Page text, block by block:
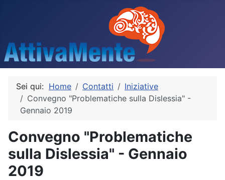
Sei qui: Home Contatti
Iniziative
Convegno "Problematiche sulla Dislessia" -
Gennaio 2019
Convegno "Problematiche
sulla Dislessia" - Gennaio
2019